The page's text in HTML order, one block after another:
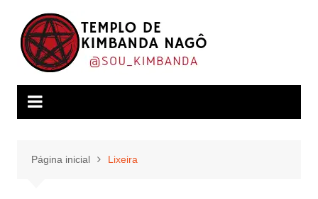
conteúdo
Página inicial Lixeira